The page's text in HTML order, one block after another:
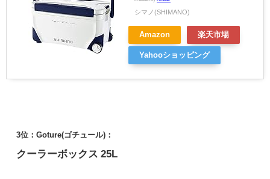
シマノ(SHIMANO)
Amazon 楽天市場
Yahooショッピング
3位：Goture(ゴチュール)：
クーラーボックス 25L